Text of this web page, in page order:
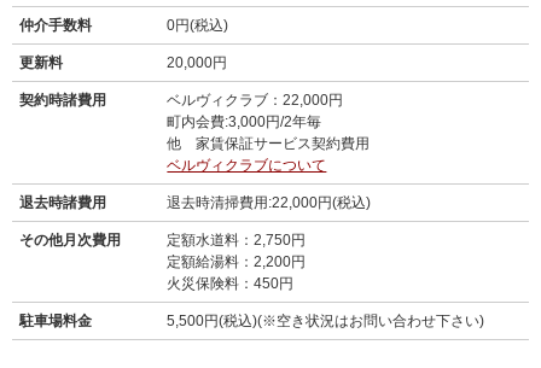
仲介手数料 0円(税込)
更新料 20,000円
契約時諸費用
ベルヴィクラブ：22,000円
町内会費:3,000円/2年毎
他 家賃保証サービス契約費用
ベルヴィクラブについて
退去時諸費用 退去時清掃費用:22,000円(税込)
その他月次費用
定額水道料：2,750円
定額給湯料：2,200円
火災保険料：450円
駐車場料金 5,500円(税込)(※空き状況はお問い合わせ下さい)